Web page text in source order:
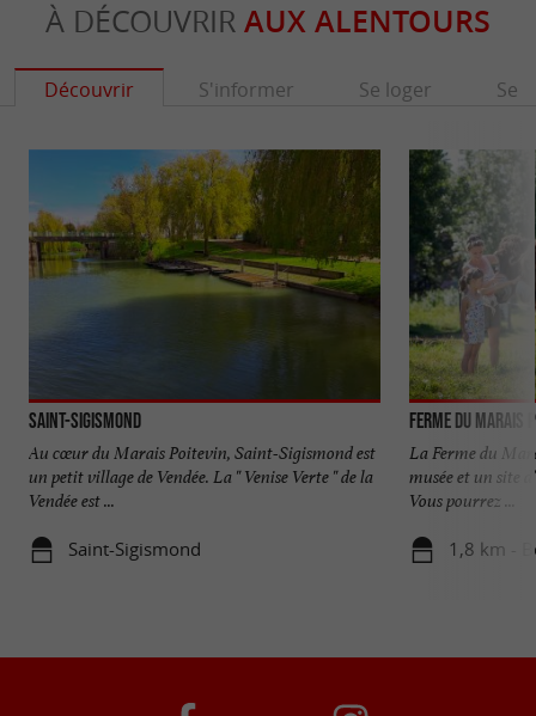
À DÉCOUVRIR AUX ALENTOURS
Découvrir S'informer Se loger Se
Saint-Sigismond
Au cœur du Marais Poitevin, Saint-Sigismond est
un petit village de Vendée. La " Venise Verte " de la
Vendée est ...
Saint-Sigismond
Ferme du Marais
La Ferme du
musée et un site
Vous pourrez ...
1,8 km -